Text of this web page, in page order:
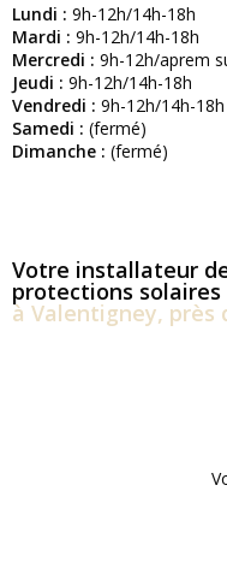
Lundi : 9h-12h/14h-18h
Mardi : 9h-12h/14h-18h
Mercredi : 9h-12h/aprem
Jeudi : 9h-12h/14h-18h
Vendredi : 9h-12h/14h-18h
Samedi : (fermé)
Dimanche : (fermé)
Votre installateur
protections
à Valentigney, près